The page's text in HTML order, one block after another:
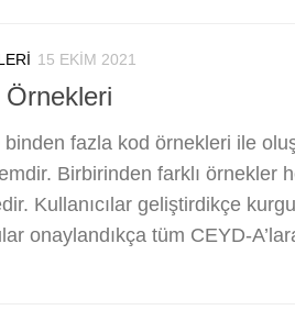
15 EKIM 2021
fazla kod örnekleri ile
Birbirinden farklı örnekler
Kullanıcılar geliştirdikçe
onaylandıkça tüm CEYD-